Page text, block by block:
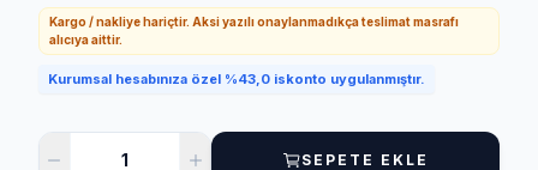
Kargo / nakliye hariçtir. Aksi yazılı onaylanmadıkça teslimat masrafı
alıcıya aittir.
Kurumsal hesabınıza özel %43,0 iskonto uygulanmıştır.
SEPETE EKLE